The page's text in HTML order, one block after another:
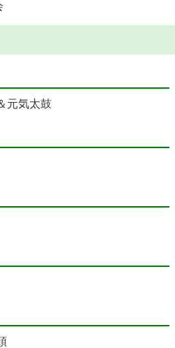
元気太鼓